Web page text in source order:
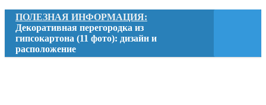
ПОЛЕЗНАЯ ИНФОРМАЦИЯ:
Декоративная перегородка из
гипсокартона (11 фото): дизайн и
расположение